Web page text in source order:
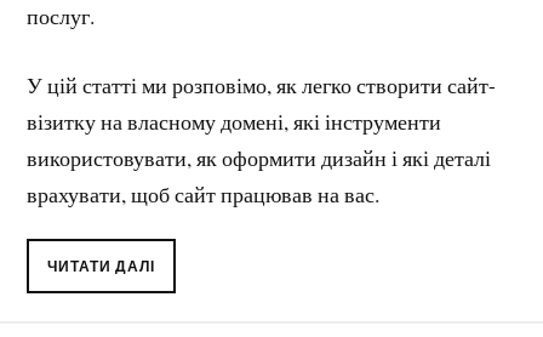
послуг.
У цій статті ми розповімо, як легко створити сайт-
візитку на власному домені, які інструменти
використовувати, як оформити дизайн і які деталі
врахувати, щоб сайт працював на вас.
ЧИТАТИ ДАЛІ